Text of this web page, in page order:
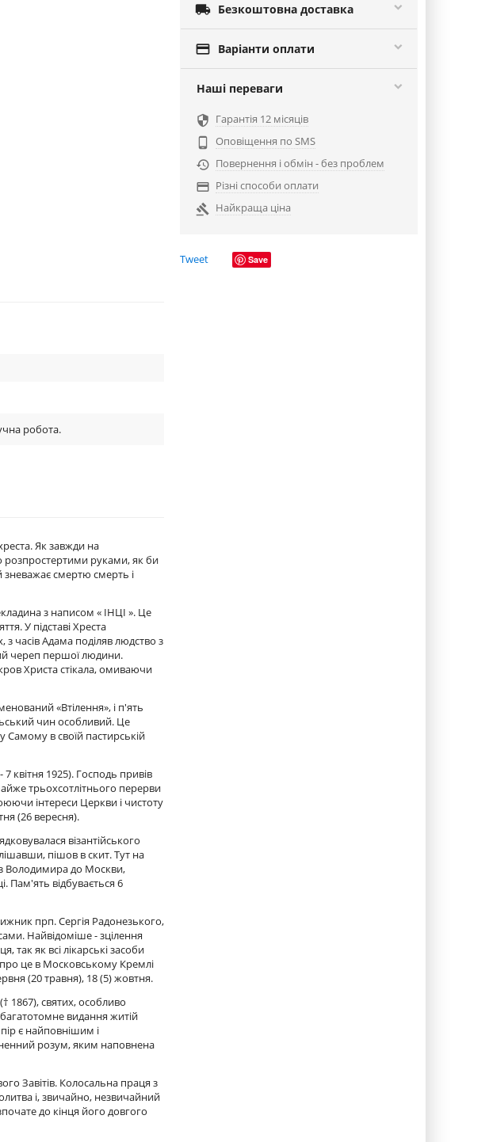
 Безкоштовна доставка
 Варіанти оплати
Наші переваги
 Гарантія 12 місяців

Оповіщення по SMS
 Повернення і обмін - без проблем
 Різні способи оплати
 Найкраща ціна
Tweet Save
робота.
Як завжди на
розпростертими руками, як би
зневажає смертю смерть і
з написом « IНЦI ». Це
У підставі Хреста
часів Адама поділяв людство з
череп першої людини.
Христа стікала, омиваючи
«Втілення», і п'ять
чин особливий. Це
Самому в своїй пастирській
квітня 1925). Господь привів
трьохсотлітнього перерви
інтереси Церкви і чистоту
(26 вересня).
візантійського
пішов в скит. Тут на
з Володимира до Москви,
Пам'ять відбувається 6
прп. Сергія Радонезького,
Найвідоміше - зцілення
як всі лікарські засоби
про це в Московському Кремлі
(20 травня), 18 (5) жовтня.
1867), святих, особливо
видання житій
є найповнішим і
розум, яким наповнена
Завітів. Колосальна праця з
і, звичайно, незвичайний
до кінця його довгого